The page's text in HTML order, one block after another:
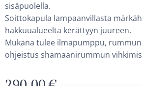
sisäpuolella.
Soittokapula lampaanvillasta
hakkuualueelta kerättyyn juureen.
Mukana tulee ilmapumppu,
ohjeistus shamaanirummun